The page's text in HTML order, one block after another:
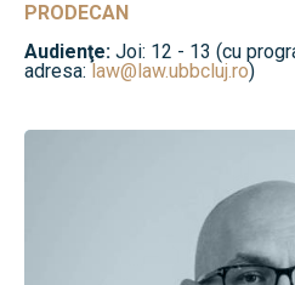
PRODECAN
Audienţe: Joi: 12 - 13 (cu
adresa:law@law.ubbcluj.ro)